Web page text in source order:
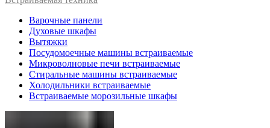
Варочные панели
Духовые шкафы
Вытяжки
Посудомоечные машины встраиваемые
Микроволновые печи встраиваемые
Стиральные машины встраиваемые
Холодильники встраиваемые
Встраиваемые морозильные шкафы